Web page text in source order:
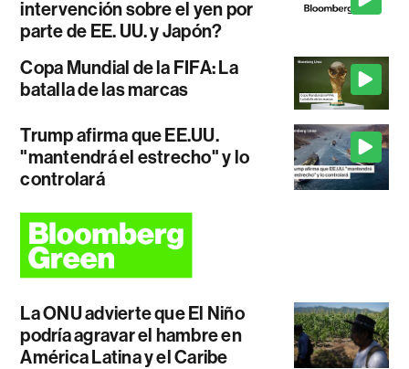
intervención sobre el yen por
parte de EE. UU. y Japón?
Copa Mundial de la FIFA: La
batalla de las marcas
Trump afirma que EE.UU.
"mantendrá el estrecho" y lo
controlará
La ONU advierte que El Niño
podría agravar el hambre en
América Latina y el Caribe